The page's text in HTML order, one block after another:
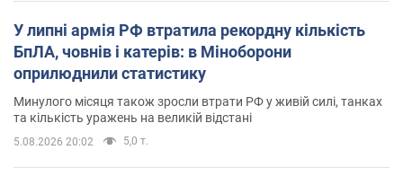
У липні армія РФ втратила рекордну кількість
БпЛА, човнів і катерів: в Міноборони
оприлюднили статистику
Минулого місяця також зросли втрати РФ у живій силі, танках
та кількість уражень на великій відстані
5.08.2026 20:02 5,0 т.